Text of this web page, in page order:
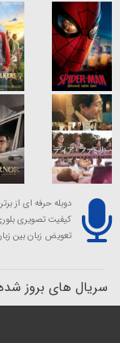
دوبله حرفه ای از
کیفیت تصویری
تعویض زبان بین
سریال های بروز